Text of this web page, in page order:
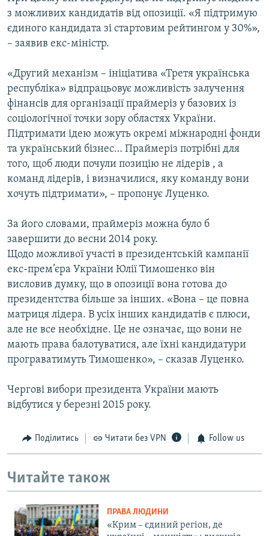
з можливих кандидатів від опозиції. «Я підтримую
єдиного кандидата зі стартовим рейтингом у 30%»,
– заявив екс-міністр.
«Другий механізм – ініціатива «Третя українська
республіка» відпрацьовує можливість залучення
фінансів для організації праймеріз у базових із
соціологічної точки зору областях України.
Підтримати ідею можуть окремі міжнародні фонди
та український бізнес… Праймеріз потрібні для
того, щоб люди почули позицію не лідерів , а
команд лідерів, і визначилися, яку команду вони
хочуть підтримати», – пропонує Луценко.
За його словами, праймеріз можна було б
завершити до весни 2014 року.
Щодо можливої участі в президентській кампанії
екс-прем’єра України Юлії Тимошенко він
висловив думку, що в опозиції вона готова до
президентства більше за інших. «Вона – це повна
матриця лідера. В усіх інших кандидатів є плюси,
але не все необхідне. Це не означає, що вони не
мають права балотуватися, але їхні кандидатури
програватимуть Тимошенко», – сказав Луценко.
Чергові вибори президента України мають
відбутися у березні 2015 року.
Поділитись Читати без VPN Follow us
Читайте також
ПРАВА ЛЮДИНИ
«Крим – єдиний регіон, де